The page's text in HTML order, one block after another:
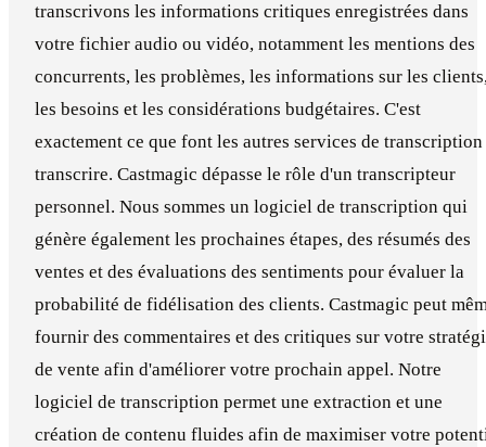
transcrivons les informations critiques enregistrées dans
votre fichier audio ou vidéo, notamment les mentions des
concurrents, les problèmes, les informations sur les
les besoins et les considérations budgétaires. C'est
exactement ce que font les autres services de
transcrire. Castmagic dépasse le rôle d'un transcripteur
personnel. Nous sommes un logiciel de transcription qui
génère également les prochaines étapes, des résumés des
ventes et des évaluations des sentiments pour évaluer la
probabilité de fidélisation des clients. Castmagic peut
fournir des commentaires et des critiques sur votre
de vente afin d'améliorer votre prochain appel. Notre
logiciel de transcription permet une extraction et une
création de contenu fluides afin de maximiser votre